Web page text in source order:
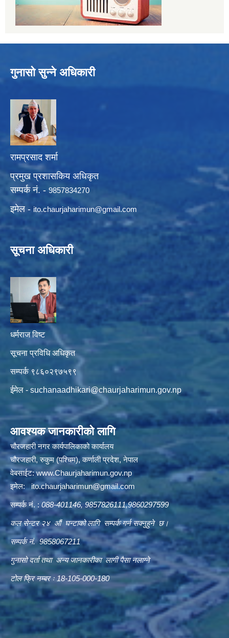
गुनासो सुन्ने अधिकारी
रामप्रसाद शर्मा
प्रमुख प्रशासकिय अधिकृत
सम्पर्क नं. - 9857834270
इमेल - ito.chaurjaharimun@gmail.com
सूचना अधिकारी
धर्मराज विष्ट
सूचना प्रविधि अधिकृत
सम्पर्क ९८६०२९७५९९
ईमेल - suchanaadhikari@chaurjaharimun.gov.np
आवश्यक जानकारीको लागि
चौरजहारी नगर कार्यपालिकाको कार्यालय
चौरजहारी, रुकुम (पश्चिम), कर्णाली प्रदेश, नेपाल
वेबसाईट:www.Chaurjaharimun.gov.np
इमेल:ito.chaurjaharimun@gmail.com
सम्पर्क नं. : 088-401146, 9857826111,9860297599
कल सेन्टर २४ औं घन्टाको लागि सम्पर्क गर्न सक्नुहुने छ।
सम्पर्क नं. 9858067211
गुनासो दर्ता तथा अन्य जानकारीका लागी पैसा नलाग्ने
टोल फ्रि नम्बर ः 18-105-000-180